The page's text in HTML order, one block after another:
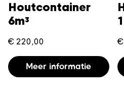
Houtcontainer
6m³
€ 220,00
Meer informatie
€